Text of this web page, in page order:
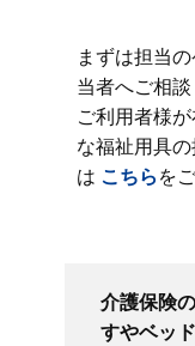
まずは担当
当者へご相
ご利用者様
な福祉用具
は こちらを
介護保険
すやベッ